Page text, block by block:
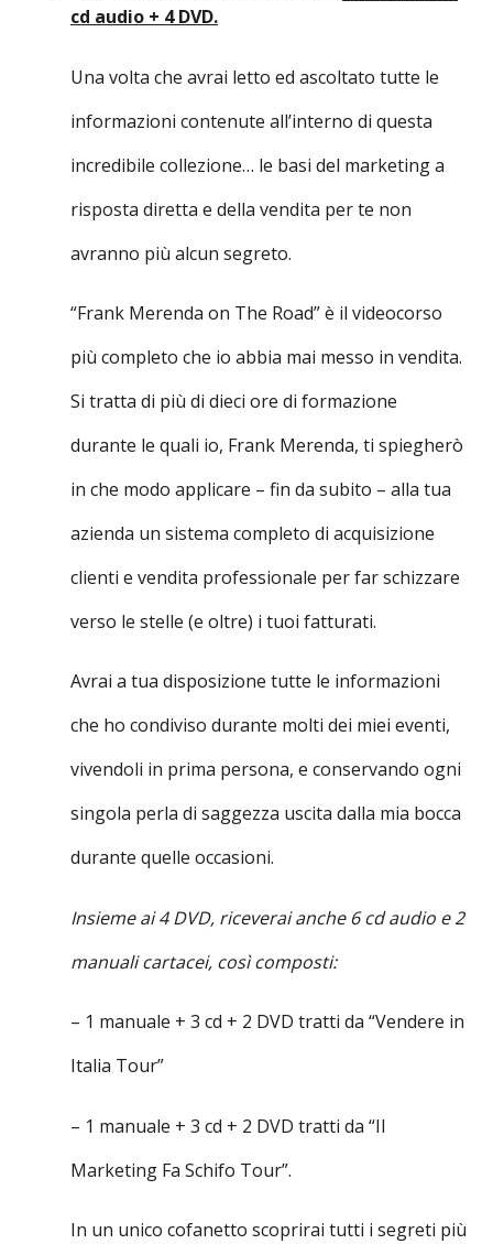
cd audio + 4 DVD.
Una volta che avrai letto ed ascoltato tutte le
informazioni contenute all’interno di questa
incredibile collezione… le basi del marketing a
risposta diretta e della vendita per te non
avranno più alcun segreto.
“Frank Merenda on The Road” è il videocorso
più completo che io abbia mai messo in vendita.
Si tratta di più di dieci ore di formazione
durante le quali io, Frank Merenda, ti spiegherò
in che modo applicare – fin da subito – alla tua
azienda un sistema completo di acquisizione
clienti e vendita professionale per far schizzare
verso le stelle (e oltre) i tuoi fatturati.
Avrai a tua disposizione tutte le informazioni
che ho condiviso durante molti dei miei eventi,
vivendoli in prima persona, e conservando ogni
singola perla di saggezza uscita dalla mia bocca
durante quelle occasioni.
Insieme ai 4 DVD, riceverai anche 6 cd audio e 2
manuali cartacei, così composti:
– 1 manuale + 3 cd + 2 DVD tratti da “Vendere in
Italia Tour”
– 1 manuale + 3 cd + 2 DVD tratti da “Il
Marketing Fa Schifo Tour”.
In un unico cofanetto scoprirai tutti i segreti più